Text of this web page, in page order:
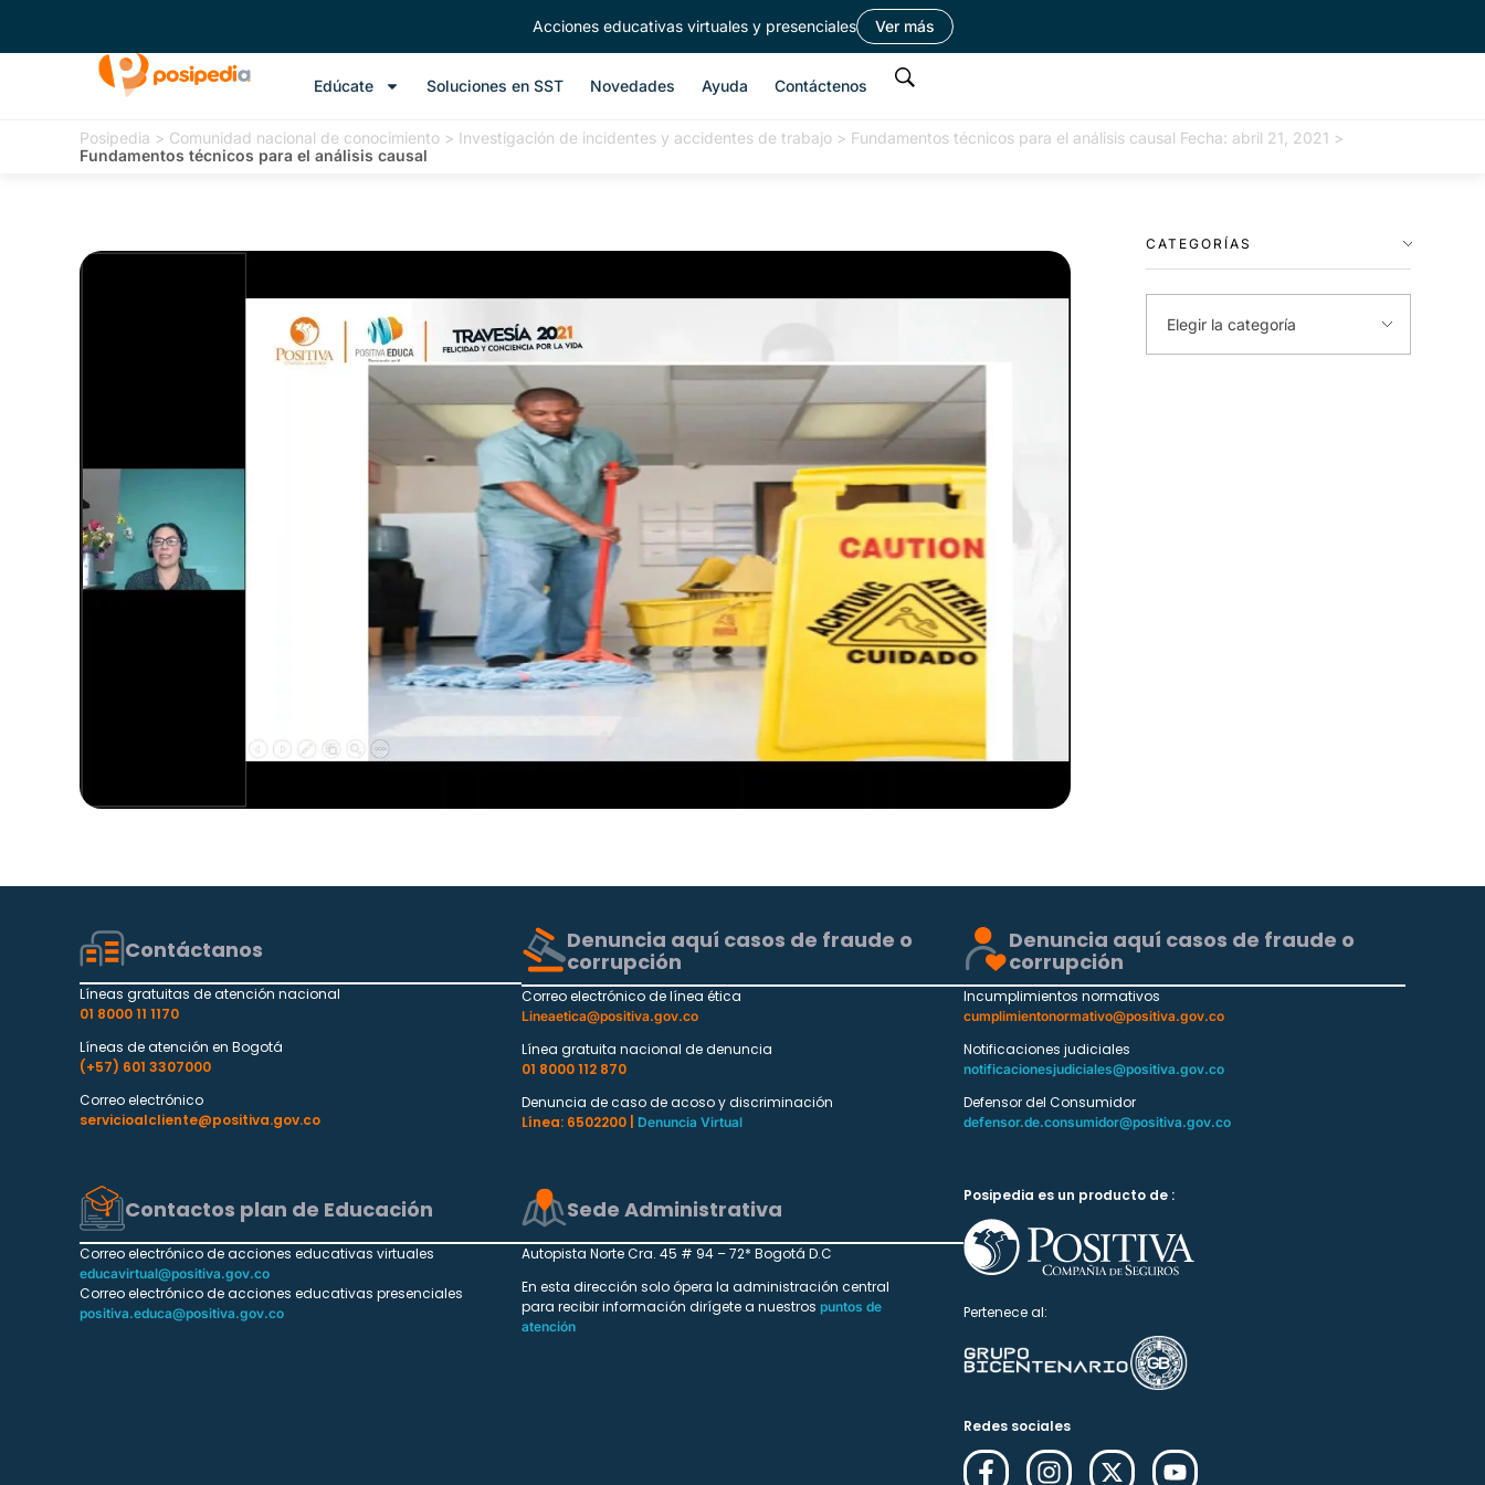
Acciones educativas virtuales y presenciales Ver más
Edúcate Soluciones en SST Novedades Ayuda Contáctenos
Posipedia > Comunidad nacional de conocimiento > Investigación de incidentes y accidentes de trabajo > Fundamentos técnicos para el análisis causal Fecha: abril 21, 2021 >
Fundamentos técnicos para el análisis causal
CATEGORÍAS
Contáctanos
Líneas gratuitas de atención nacional
01 8000 11 1170
Líneas de atención en Bogotá
(+57) 601 3307000
Correo electrónico
servicioalcliente@positiva.gov.co
Denuncia aquí casos de fraude o
corrupción
Correo electrónico de línea ética
Lineaetica@positiva.gov.co
Línea gratuita nacional de denuncia
01 8000 112 870
Denuncia de caso de acoso y discriminación
Línea: 6502200 |
Denuncia Virtual
Denuncia aquí casos de fraude o
corrupción
Incumplimientos normativos
cumplimientonormativo@positiva.gov.co
Notificaciones judiciales
notificacionesjudiciales@positiva.gov.co
Defensor del Consumidor
defensor.de.consumidor@positiva.gov.co
Contactos plan de Educación
Correo electrónico de acciones educativas virtuales
educavirtual@positiva.gov.co
Correo electrónico de acciones educativas presenciales
positiva.educa@positiva.gov.co
Sede Administrativa
Autopista Norte Cra. 45 # 94 – 72* Bogotá D.C
En esta dirección solo ópera la administración central
para recibir información dirígete a nuestros puntos de
atención
Posipedia es un producto de :
Pertenece al:
Redes sociales